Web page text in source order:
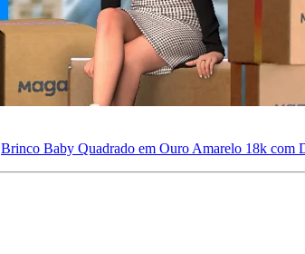
Brinco Baby Quadrado em Ouro Amarelo 18k com